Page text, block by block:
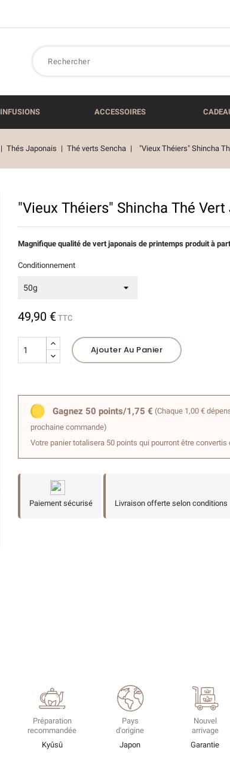
INFUSIONS ACCESSOIRES
Thés Japonais Thé verts Sencha "Vieux Théiers" Shincha
"Vieux Théiers" Shincha Thé
Magnifique qualité de vert japonais de printemps produit à
Conditionnement
49,90 € TTC
Ajouter Au Panier
Gagnez 50 points/1,75 € (Chaque 1,00 €
prochaine commande)
Votre panier totalisera 50 points qui pourront être convertis
Paiement sécurisé Livraison offerte selon conditions
Préparation
recommandée
Kyûsû
Pays
d'origine
Japon
Nouvel
arrivage
Garantie